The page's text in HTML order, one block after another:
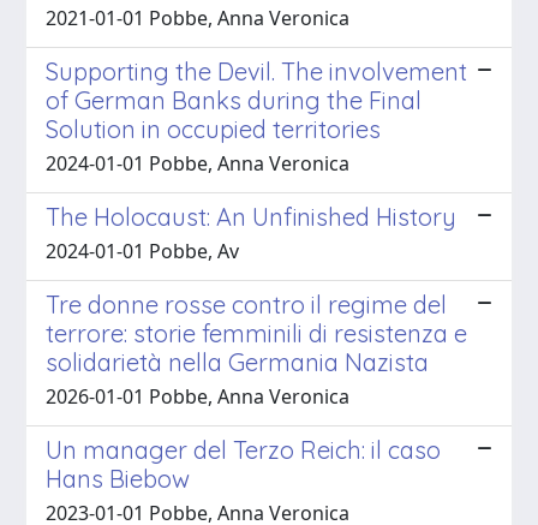
2021-01-01 Pobbe, Anna Veronica
Supporting the Devil. The involvement
of German Banks during the Final
Solution in occupied territories
2024-01-01 Pobbe, Anna Veronica
The Holocaust: An Unfinished History
2024-01-01 Pobbe, Av
Tre donne rosse contro il regime del
terrore: storie femminili di resistenza e
solidarietà nella Germania Nazista
2026-01-01 Pobbe, Anna Veronica
Un manager del Terzo Reich: il caso
Hans Biebow
2023-01-01 Pobbe, Anna Veronica